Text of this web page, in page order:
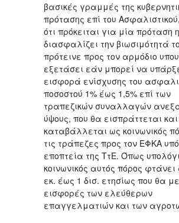
βασικές γραμμές της
πρότασης επί του
ότι πρόκειται για μία πρόταση
διασφαλίζει την βιωσιμότητά
πρότεινε προς τον αρμόδιο
εξετάσει εάν μπορεί να
εισφορά ενίσχυσης του
ποσοστού 1% έως 1,5% επί των
τραπεζικών συναλλαγών
ύψους, που θα εισπράττεται και
καταβάλλεται ως κοινωνικός
τις τράπεζες προς τον ΕΦΚΑ
εποπτεία της ΤτΕ. Όπως
κοινωνικός αυτός πόρος
εκ. έως 1 δισ. ετησίως που θα
εισφορές των ελεύθερων
επαγγελματιών και των